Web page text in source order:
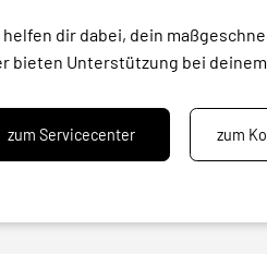
helfen dir dabei, dein
bieten Unterstützung bei
zum Servicecenter zum